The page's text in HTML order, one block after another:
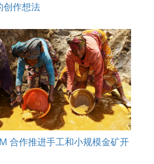
创作想法
合作推进手工和小规模金矿开